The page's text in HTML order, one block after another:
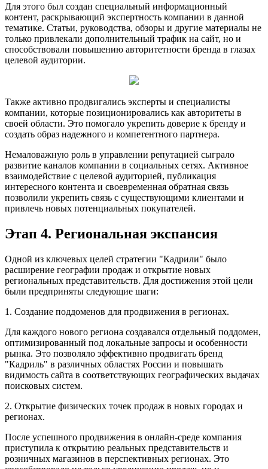
Для этого был создан специальный информационный
контент, раскрывающий экспертность компании в данной
тематике. Статьи, руководства, обзоры и другие материалы не
только привлекали дополнительный трафик на сайт, но и
способствовали повышению авторитетности бренда в глазах
целевой аудитории.
Также активно продвигались эксперты и специалисты
компании, которые позиционировались как авторитеты в
своей области. Это помогало укрепить доверие к бренду и
создать образ надежного и компетентного партнера.
Немаловажную роль в управлении репутацией сыграло
развитие каналов компании в социальных сетях. Активное
взаимодействие с целевой аудиторией, публикация
интересного контента и своевременная обратная связь
позволили укрепить связь с существующими клиентами и
привлечь новых потенциальных покупателей.
Этап 4. Региональная экспансия
Одной из ключевых целей стратегии "Кадрили" было
расширение географии продаж и открытие новых
региональных представительств. Для достижения этой цели
были предприняты следующие шаги:
1. Создание поддоменов для продвижения в регионах.
Для каждого нового региона создавался отдельный поддомен,
оптимизированный под локальные запросы и особенности
рынка. Это позволяло эффективно продвигать бренд
"Кадриль" в различных областях России и повышать
видимость сайта в соответствующих географических выдачах
поисковых систем.
2. Открытие физических точек продаж в новых городах и
регионах.
После успешного продвижения в онлайн-среде компания
приступила к открытию реальных представительств и
розничных магазинов в перспективных регионах. Это